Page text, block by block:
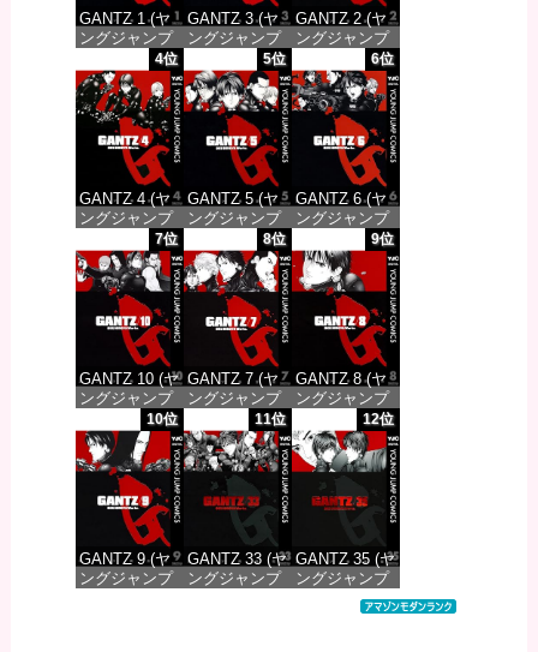
GANTZ 1 (ヤ
ングジャンプ
コミックス
DIGITAL)
価格：¥100
GANTZ 3 (ヤ
ングジャンプ
コミックス
DIGITAL)
価格：¥100
GANTZ 2 (ヤ
ングジャンプ
コミックス
DIGITAL)
価格：¥100
4位
GANTZ 4 (ヤ
ングジャンプ
コミックス
DIGITAL)
価格：¥100
5位
GANTZ 5 (ヤ
ングジャンプ
コミックス
DIGITAL)
価格：¥100
6位
GANTZ 6 (ヤ
ングジャンプ
コミックス
DIGITAL)
価格：¥100
7位
GANTZ 10 (ヤ
ングジャンプ
コミックス
DIGITAL)
価格：¥100
8位
GANTZ 7 (ヤ
ングジャンプ
コミックス
DIGITAL)
価格：¥100
9位
GANTZ 8 (ヤ
ングジャンプ
コミックス
DIGITAL)
価格：¥100
10位
GANTZ 9 (ヤ
ングジャンプ
11位
GANTZ 33 (ヤ
ングジャンプ
12位
GANTZ 35 (ヤ
ングジャンプ
コミックス